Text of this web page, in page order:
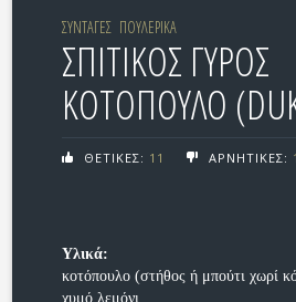
ΣΥΝΤΑΓΕΣ ΠΟΥΛΕΡΙΚΑ
ΣΠΙΤΙΚΟΣ ΓΥΡΟΣ
ΚΟΤΟΠΟΥΛΟ
ΘΕΤΙΚΕΣ: 11 ΑΡΝΗΤΙΚΕΣ:
Υλικά:
κοτόπουλο (στήθος ή μπούτι χωρί
χυμό λεμόνι